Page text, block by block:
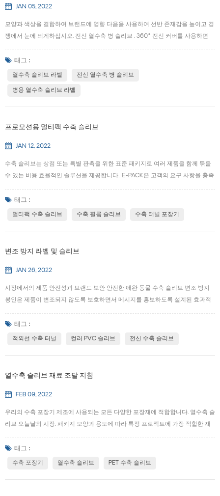
... JAN 05, 2022
모양과 색상을 결합하여 브랜드에 영향 다음을 사용하여 선반 존재감을 높이고 경
쟁에서 눈에 띄게하십시오. 전신 열수축 병 슬리브 . 360° 전신 커버를 사용하면
있습니다. 수축 라벨은 모든 고유한 용기에 적합하며 선반 매력을 최대로 높이도록
설계된 플라스틱 용기용 수축 밴드를 얻을 수 있습니다. 우리는 애완 동물, PVC, 그
필름에 인쇄됩니다. 가열되면 이 필름은 모든 크기와 모양의 용기에 맞는 미학적으
태그 :
열수축 슬리브 라벨 전신 열수축 병 슬리브
병용 열수축 슬리브 라벨
프로모션용 멀티팩 수축 슬리브
JAN 12, 2022
수축 슬리브는 상점 또는 특별 판촉을 위한 표준 패키지로 여러 제품을 함께 묶을
수 있는 비용 효율적인 솔루션을 제공합니다.. E-PACK은 고객의 요구 사항을 충족
축 슬리브 허용 다양한 모양과 크기의 제품을 고유한 바코드가 있는 단일 패키지
로 함께 제공. 멀티팩을 제공하든 프로모션을 실행하든, 제품을 번들로 제공하고
태그 :
멀티팩 수축 슬리브 수축 필름 슬리브 수축 터널 포장기
변조 방지 라벨 및 슬리브
JAN 26, 2022
시장에서의 제품 안전성과 브랜드 보안 안전한 애완 동물 수축 슬리브 변조 방지
봉인은 제품이 변조되지 않도록 보호하면서 메시지를 홍보하도록 설계된 효과적
안전 보증 라벨 및 씰을 제공합니다.. 당사가 제공하는 가장 일반적인 유형의 씰 및
슬리브는 다음과 같습니다. · 투명 PVC 소매 , 천공이 있거나 없는. · 착색된 PVC 소
태그 :
적외선 수축 터널 컬러 PVC 슬리브 전신 수축 슬리브
열수축 슬리브 재료 조달 지침
FEB 09, 2022
우리의 수축 포장기 제조에 사용되는 모든 다양한 포장재에 적합합니다. 열수축 슬
리브 오늘날의 시장. 패키지 모양과 용도에 따라 특정 프로젝트에 가장 적합한 재
및 PLA.· 애완동물(g)- 폴리프로필렌 테레프탈레이트 글리콜, 필름은 고밀도와 강
도를 결합한 고품질 옵션. 뛰어난 투명도로 알려진, 지난 몇 년 동안 수축률이 더 높
태그 :
수축 포장기 열수축 슬리브 PET 수축 슬리브